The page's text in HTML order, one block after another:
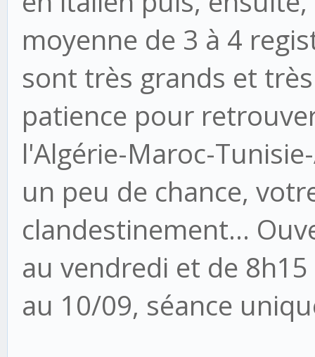
moyenne de 3 à 4
sont très grands et
patience pour
l'Algérie-Maroc-
un peu de chance,
clandestinement...
au vendredi et de
au 10/09, séance